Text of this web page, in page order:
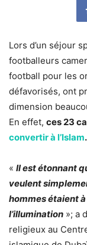
Lors d’un séjour
footballeurs
football pour les
défavorisés, ont
dimension
En effet, ces 23
convertir à l’Islam.
« Il est étonnant
veulent
hommes étaient
l’illumination »; a
religieux au